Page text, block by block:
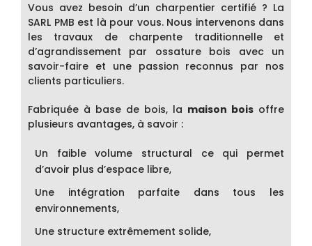
Vous avez besoin d’un charpentier certifié ? La
SARL PMB est là pour vous. Nous intervenons dans
les travaux de charpente traditionnelle et
d’agrandissement par ossature bois avec un
savoir-faire et une passion reconnus par nos
clients particuliers.
Fabriquée à base de bois, la maison bois offre
plusieurs avantages, à savoir :
Un faible volume structural ce qui permet
d’avoir plus d’espace libre,
Une intégration parfaite dans tous les
environnements,
Une structure extrêmement solide,